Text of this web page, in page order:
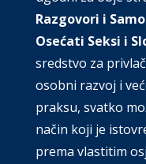
Razgovori i
Osećati Seksi i
sredstvo za
osobni razvoj i
praksu, svatko
način koji je
prema vlastitim